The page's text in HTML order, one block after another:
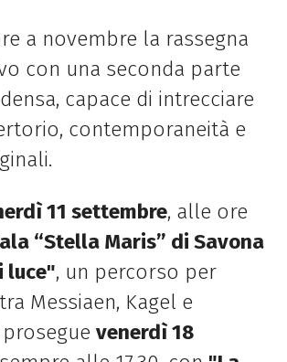
a novembre la rassegna
con una seconda parte
capace di intrecciare
contemporaneità e
11 settembre, alle ore
“Stella Maris” di Savona
luce", un percorso per
Messiaen, Kagel e
venerdì 18